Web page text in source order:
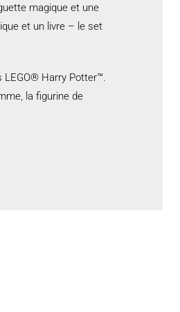
magique et une
et un livre – le set
LEGO® Harry Potter™.
la figurine de